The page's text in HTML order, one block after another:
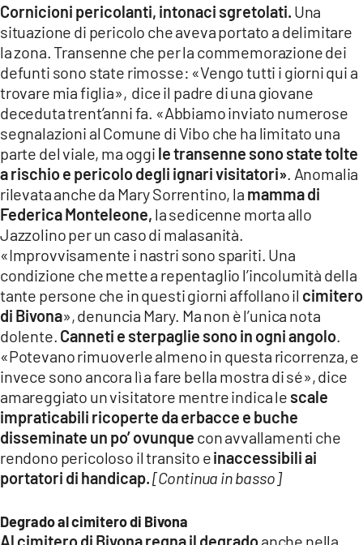
ILVIBONESE.IT
CATANZAROCHANNEL.IT
LACAPITALENEWS.IT
App
ANDROID
APPLE
Cornicioni pericolanti, intonaci sgretolati. Una
situazione di pericolo che aveva portato a delimitare
la zona. Transenne che per la commemorazione dei
defunti sono state rimosse: «Vengo tutti i giorni qui a
trovare mia figlia», dice il padre di una giovane
deceduta trent’anni fa. «Abbiamo inviato numerose
segnalazioni al Comune di Vibo che ha limitato una
parte del viale, ma oggi le transenne sono state tolte
a rischio e pericolo degli ignari visitatori» . Anomalia
rilevata anche da Mary Sorrentino, la mamma di
Federica Monteleone, la sedicenne morta allo
Jazzolino per un caso di malasanità.
«Improvvisamente i nastri sono spariti. Una
condizione che mette a repentaglio l’incolumità della
tante persone che in questi giorni affollano il cimitero
di Bivona», denuncia Mary. Ma non è l’unica nota
dolente. Canneti e sterpaglie sono in ogni angolo
«Potevano rimuoverle almeno in questa ricorrenza, e
invece sono ancora lì a fare bella mostra di sé», dice
amareggiato un visitatore mentre indica le scale
impraticabili ricoperte da erbacce e buche
disseminate un po’ ovunque con avvallamenti che
rendono pericoloso il transito einaccessibili ai
portatori di handicap.[Continua in basso]
Degrado al cimitero di Bivona
Al cimitero di Bivona regna il degradoanche nella